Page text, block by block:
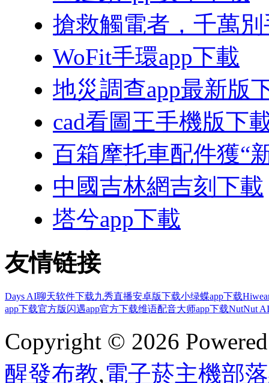
搶救觸電者，千萬
WoFit手環app下載
地災調查app最新版
cad看圖王手機版下
百箱摩托車配件獲“
中國吉林網吉刻下載
塔兮app下載
友情链接
Days AI聊天软件下载九秀直播安卓版下载小绿蝶app下载
app下载官方版闪遇app官方下载维语配音大师app下载NutNut
Copyright © 2026
醒發布教,電子菸主機部